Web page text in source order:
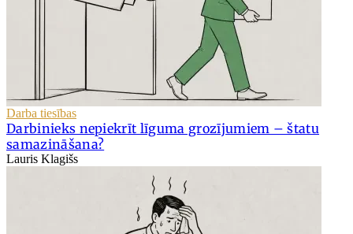
Darba tiesības
Darbinieks nepiekrīt līguma grozījumiem – štatu
samazināšana?
Lauris Klagišs